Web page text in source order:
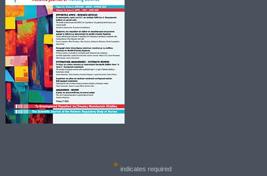
* indicates required